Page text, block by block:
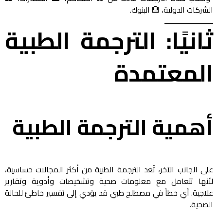
الشركات الدولية، 🏦 البنوك.
ثانيًا: الترجمة الطبية
المعتمدة
أهمية الترجمة الطبية
على الجانب الآخر، تُعد الترجمة الطبية من أكثر المجالات حساسية،
لأنها تتعامل مع معلومات صحية وتشخيصات وأدوية وتقارير
علاجية. أي خطأ في مصطلح طبي قد يؤدي إلى تفسير خاطئ للحالة
الصحية.